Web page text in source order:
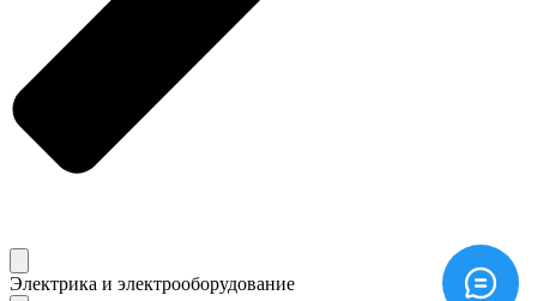
Электрика и электрооборудование